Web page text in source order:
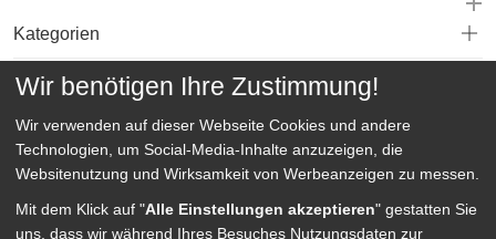
Kategorien
Wir benötigen Ihre Zustimmung!
Wir verwenden auf dieser Webseite Cookies und andere
Technologien, um Social-Media-Inhalte anzuzeigen, die
Websitenutzung und Wirksamkeit von Werbeanzeigen zu messen.
Mit dem Klick auf "Alle Einstellungen akzeptieren" gestatten Sie
uns, dass wir während Ihres Besuches Nutzungsdaten zur